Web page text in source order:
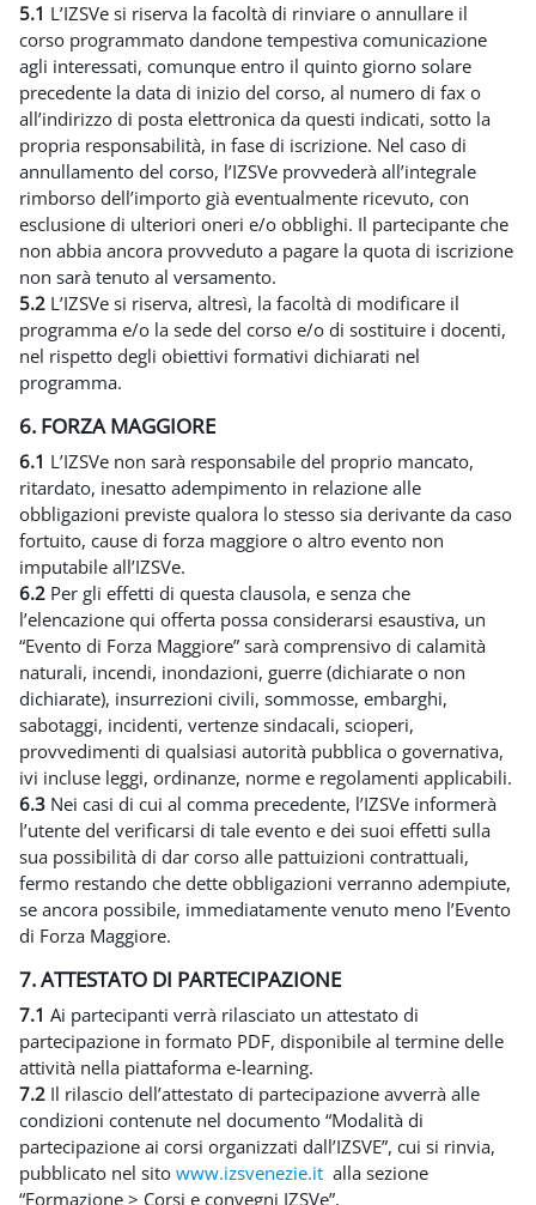
5.1 L’IZSVe si riserva la facoltà di rinviare o annullare il
corso programmato dandone tempestiva comunicazione
agli interessati, comunque entro il quinto giorno solare
precedente la data di inizio del corso, al numero di fax o
all’indirizzo di posta elettronica da questi indicati, sotto la
propria responsabilità, in fase di iscrizione. Nel caso di
annullamento del corso, l’IZSVe provvederà all’integrale
rimborso dell’importo già eventualmente ricevuto, con
esclusione di ulteriori oneri e/o obblighi. Il partecipante che
non abbia ancora provveduto a pagare la quota di iscrizione
non sarà tenuto al versamento.
5.2 L’IZSVe si riserva, altresì, la facoltà di modificare il
programma e/o la sede del corso e/o di sostituire i docenti,
nel rispetto degli obiettivi formativi dichiarati nel
programma.
6. FORZA MAGGIORE
6.1 L’IZSVe non sarà responsabile del proprio mancato,
ritardato, inesatto adempimento in relazione alle
obbligazioni previste qualora lo stesso sia derivante da caso
fortuito, cause di forza maggiore o altro evento non
imputabile all’IZSVe.
6.2 Per gli effetti di questa clausola, e senza che
l’elencazione qui offerta possa considerarsi esaustiva, un
“Evento di Forza Maggiore” sarà comprensivo di calamità
naturali, incendi, inondazioni, guerre (dichiarate o non
dichiarate), insurrezioni civili, sommosse, embarghi,
sabotaggi, incidenti, vertenze sindacali, scioperi,
provvedimenti di qualsiasi autorità pubblica o governativa,
ivi incluse leggi, ordinanze, norme e regolamenti applicabili.
6.3 Nei casi di cui al comma precedente, l’IZSVe informerà
l’utente del verificarsi di tale evento e dei suoi effetti sulla
sua possibilità di dar corso alle pattuizioni contrattuali,
fermo restando che dette obbligazioni verranno adempiute,
se ancora possibile, immediatamente venuto meno l’Evento
di Forza Maggiore.
7. ATTESTATO DI PARTECIPAZIONE
7.1 Ai partecipanti verrà rilasciato un attestato di
partecipazione in formato PDF, disponibile al termine delle
attività nella piattaforma e-learning.
7.2 Il rilascio dell’attestato di partecipazione avverrà alle
condizioni contenute nel documento “Modalità di
partecipazione ai corsi organizzati dall’IZSVE”, cui si rinvia,
pubblicato nel sito www.izsvenezie.it alla sezione
“Formazione > Corsi e convegni IZSVe”.